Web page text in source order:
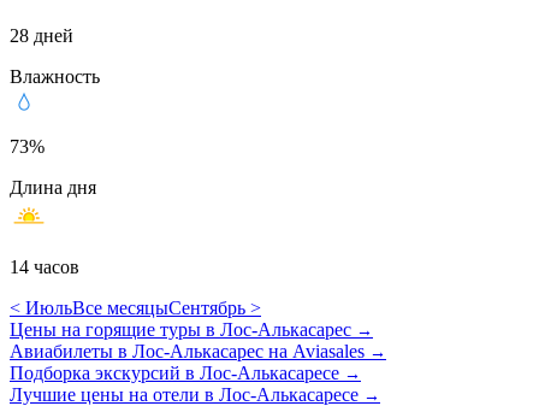
28 дней
Влажность
73%
Длина дня
14 часов
< ИюльВсе месяцыСентябрь >
Цены на горящие туры в Лос-Алькасарес →
Авиабилеты в Лос-Алькасарес на Aviasales →
Подборка экскурсий в Лос-Алькасаресе →
Лучшие цены на отели в Лос-Алькасаресе →